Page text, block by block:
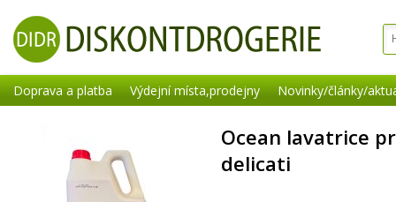
Doprava a platba Výdejní místa,prodejny Novinky/články/
Ocean lavatrice
delicati